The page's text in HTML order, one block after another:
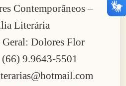
Contemporâneos –
Literária
Geral: Dolores Flor
9.9643-5501